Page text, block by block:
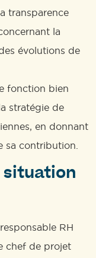
transparence
la
évolutions de
fonction bien
stratégie de
en donnant
sa contribution.
situation
RH
chef de projet